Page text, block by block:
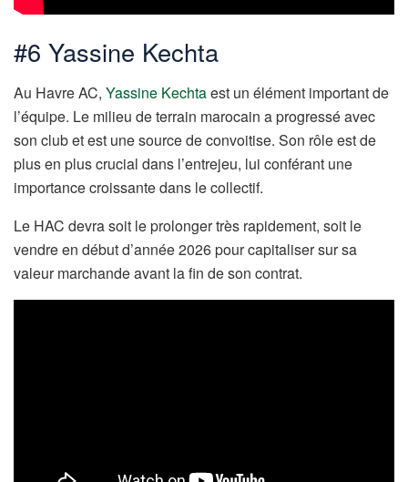
#6 Yassine Kechta
Au Havre AC, Yassine Kechtaest un élément important de
l’équipe. Le milieu de terrain marocain a progressé avec
son club et est une source de convoitise. Son rôle est de
plus en plus crucial dans l’entrejeu, lui conférant une
importance croissante dans le collectif.
Le HAC devra soit le prolonger très rapidement, soit le
vendre en début d’année 2026 pour capitaliser sur sa
valeur marchande avant la fin de son contrat.